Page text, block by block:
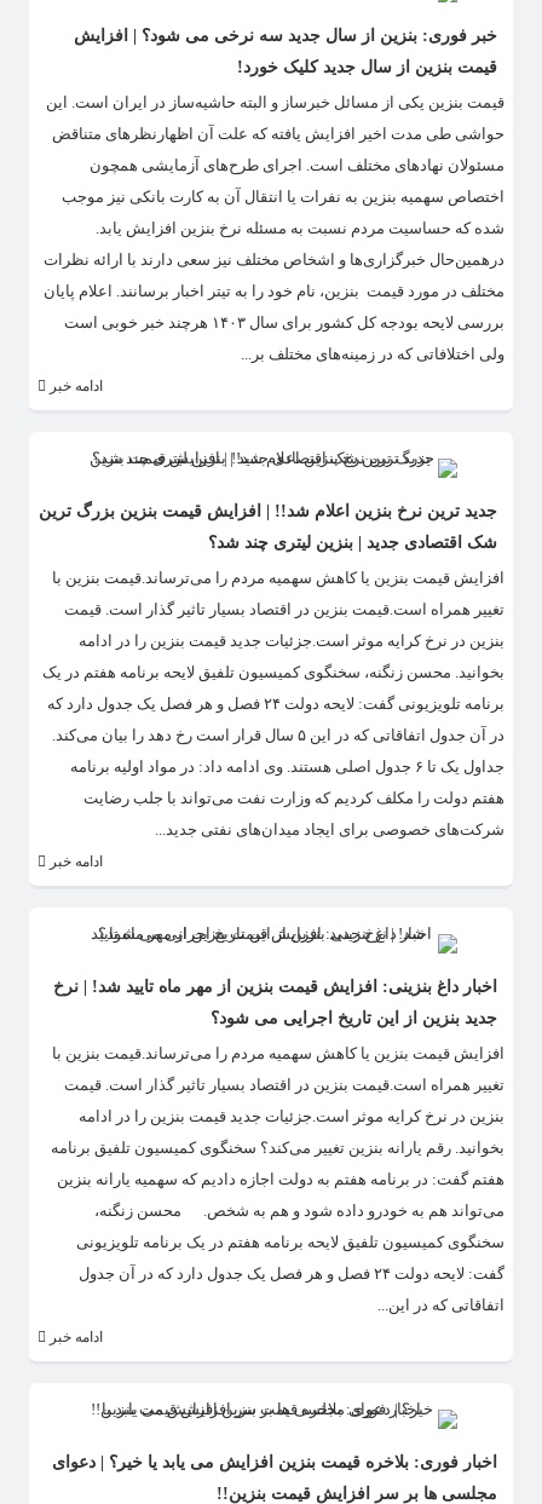
خبر فوری: بنزین از سال جدید سه نرخی می شود؟ | افزایش
قیمت بنزین از سال جدید کلیک خورد!
قیمت بنزین یکی از مسائل خبرساز و البته حاشیه‌ساز در ایران است. این
حواشی طی مدت اخیر افزایش یافته که علت آن اظهارنظرهای متناقض
مسئولان نهادهای مختلف است. اجرای طرح‌های آزمایشی همچون
اختصاص سهمیه بنزین به نفرات یا انتقال آن به کارت بانکی نیز موجب
شده که حساسیت مردم نسبت به مسئله نرخ بنزین افزایش یابد.
درهمین‌حال خبرگزاری‌ها و اشخاص مختلف نیز سعی دارند با ارائه نظرات
مختلف در مورد قیمت بنزین، نام خود را به تیتر اخبار برسانند. اعلام پایان
بررسی لایحه بودجه کل کشور برای سال ۱۴۰۳ هرچند خبر خوبی است
ولی اختلافاتی که در زمینه‌های مختلف بر...
ادامه خبر
جدید ترین نرخ بنزین اعلام شد!! | افزایش قیمت بنزین بزرگ ترین
شک اقتصادی جدید | بنزین لیتری چند شد؟
افزایش قیمت بنزین یا کاهش سهمیه مردم را می‌ترساند.قیمت بنزین با
تغییر همراه است.قیمت بنزین در اقتصاد بسیار تاثیر گذار است. قیمت
بنزین در نرخ کرایه موثر است.جزئیات جدید قیمت بنزین را در ادامه
بخوانید. محسن زنگنه، سخنگوی کمیسیون تلفیق لایحه برنامه هفتم در یک
برنامه تلویزیونی گفت: لایحه دولت ۲۴ فصل و هر فصل یک جدول دارد که
در آن جدول اتفاقاتی که در این ۵ سال قرار است رخ دهد را بیان می‌کند.
جداول یک تا ۶ جدول اصلی هستند. وی ادامه داد: در مواد اولیه برنامه
هفتم دولت را مکلف کردیم که وزارت نفت می‌تواند با جلب رضایت
شرکت‌های خصوصی برای ایجاد میدان‌های نفتی جدید...
ادامه خبر
اخبار داغ بنزینی: افزایش قیمت بنزین از مهر ماه تایید شد! | نرخ
جدید بنزین از این تاریخ اجرایی می شود؟
افزایش قیمت بنزین یا کاهش سهمیه مردم را می‌ترساند.قیمت بنزین با
تغییر همراه است.قیمت بنزین در اقتصاد بسیار تاثیر گذار است. قیمت
بنزین در نرخ کرایه موثر است.جزئیات جدید قیمت بنزین را در ادامه
بخوانید. رقم یارانه بنزین تغییر می‌کند؟ سخنگوی کمیسیون تلفیق برنامه
هفتم گفت: در برنامه هفتم به دولت اجازه دادیم که سهمیه یارانه بنزین
می‌تواند هم به خودرو داده شود و هم به شخص. محسن زنگنه،
سخنگوی کمیسیون تلفیق لایحه برنامه هفتم در یک برنامه تلویزیونی
گفت: لایحه دولت ۲۴ فصل و هر فصل یک جدول دارد که در آن جدول
اتفاقاتی که در این...
ادامه خبر
اخبار فوری: بلاخره قیمت بنزین افزایش می یابد یا خیر؟ | دعوای
مجلسی ها بر سر افزایش قیمت بنزین!!